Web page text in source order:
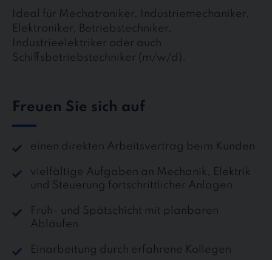
Ideal für Mechatroniker, Industriemechaniker,
Elektroniker, Betriebstechniker,
Industrieelektriker oder auch
Schiffsbetriebstechniker (m/w/d).
Freuen Sie sich auf
einen direkten Arbeitsvertrag beim Kunden
vielfältige Aufgaben an Mechanik, Elektrik
und Steuerung fortschrittlicher Anlagen
Früh- und Spätschicht mit planbaren
Abläufen
Einarbeitung durch erfahrene Kollegen